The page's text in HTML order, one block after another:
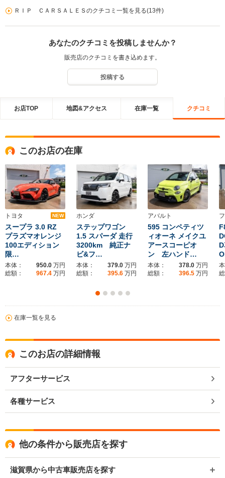
的お近くですので、お困りの事がございましたらなんでも申し付け
ＲＩＰ ＣＡＲＳＡＬＥＳのクチコミ一覧を見る(13件)
あなたのクチコミを投稿しませんか？
販売店のクチコミを書き込めます。
投稿する
お店TOP 地図&アクセス 在庫一覧 クチコミ
このお店の在庫
トヨタ NEW
スープラ 3.0 RZ
プラズマオレンジ
100エディション
限…
本体： 950.0 万円
総額：
967.4 万円
ホンダ
ステップワゴン
1.5 スパーダ 走行
3200km 純正ナ
ビ&フ…
本体： 379.0 万円
総額：
395.6 万円
アバルト
595 コンペティツ
ィオーネ メイクユ
アースコーピオ
ン 左ハンド…
本体： 378.0 万円
総額：
396.5 万円
在庫一覧を見る
このお店の詳細情報
アフターサービス
各種サービス
他の条件から販売店を探す
滋賀県から中古車販売店を探す